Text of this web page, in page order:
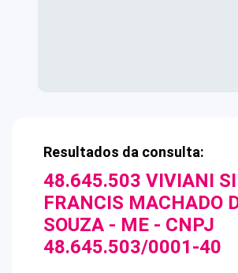
Resultados da consulta:
48.645.503 VIVIANI
FRANCIS MACHADO
SOUZA - ME - CNPJ
48.645.503/0001-40